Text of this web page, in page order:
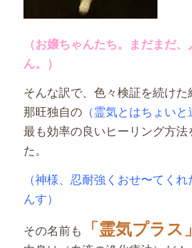
（お嬢ちゃんたち。まだまだ
ん。）
そんな訳で、色々検証を続けた
那旺独自の（霊気とはちょいと
最も効率の良いヒーリング方
た。
（神様、忍耐強くおせ〜てく
んす）
その名前も
「霊気プラス」